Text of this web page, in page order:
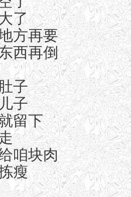
了
方再要
西再倒
子
子
留下
咱块肉
瘦